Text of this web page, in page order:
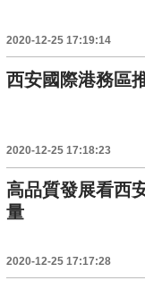
2020-12-25 17:19:14
西安國際港務區
2020-12-25 17:18:23
高品質發展看西
量
2020-12-25 17:17:28